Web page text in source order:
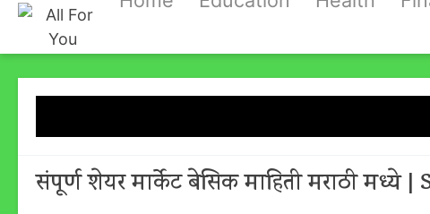
Skip
content
संपूर्ण शेयर मार्केट बेसिक माहिती मराठी